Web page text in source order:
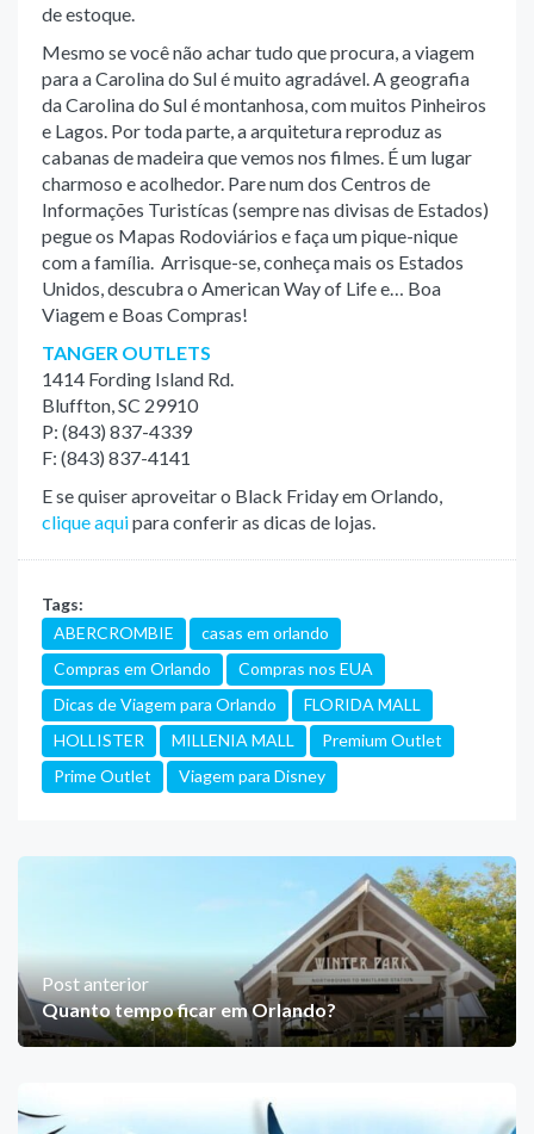
de estoque.
Mesmo se você não achar tudo que procura, a viagem
para a Carolina do Sul é muito agradável. A geografia
da Carolina do Sul é montanhosa, com muitos Pinheiros
e Lagos. Por toda parte, a arquitetura reproduz as
cabanas de madeira que vemos nos filmes. É um lugar
charmoso e acolhedor. Pare num dos Centros de
Informações Turistícas (sempre nas divisas de Estados)
pegue os Mapas Rodoviários e faça um pique-nique
com a família. Arrisque-se, conheça mais os Estados
Unidos, descubra o American Way of Life e… Boa
Viagem e Boas Compras!
TANGER OUTLETS
1414 Fording Island Rd.
Bluffton, SC 29910
P: (843) 837-4339
F: (843) 837-4141
E se quiser aproveitar o Black Friday em Orlando,
clique aquipara conferir as dicas de lojas.
Tags:
ABERCROMBIE
casas em orlando
Compras em Orlando
Compras nos EUA
Dicas de Viagem para Orlando
FLORIDA MALL
HOLLISTER
MILLENIA MALL
Premium Outlet
Prime Outlet
Viagem para Disney
Post anterior
Quanto tempo ficar em Orlando?